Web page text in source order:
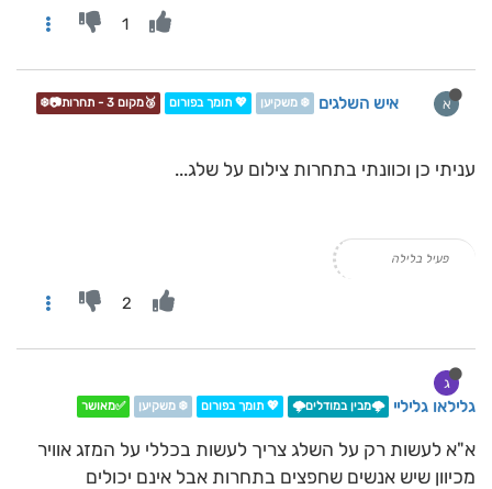
1
א איש השלגים ❄️ משקיען 💖 תומך בפורום 🥉מקום 3 - תחרות📷❄️
עניתי כן וכוונתי בתחרות צילום על שלג...
פעיל בלילה
2
ג
גלילאו גליליי 🌩️מבין במודלים🌩️ 💖 תומך בפורום ❄️ משקיען ✅מאושר
א"א לעשות רק על השלג צריך לעשות בכללי על המזג אוויר
מכיוון שיש אנשים שחפצים בתחרות אבל אינם יכולים